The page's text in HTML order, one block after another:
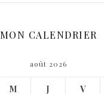
MON CALENDRIER
août 2026
M J V